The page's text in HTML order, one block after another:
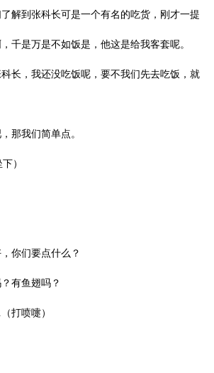
解到张科长可是一个有名的吃货，刚才一提
千是万是不如饭是，他这是给我客套呢。
科长，我还没吃饭呢，要不我们先去吃饭，就
那我们简单点。
）
你们要点什么？
有鱼翅吗？
打喷嚏）